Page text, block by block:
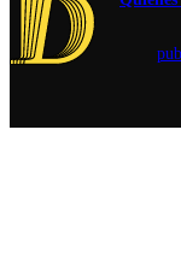
para conocer
nuevos estilos
de cerveza.